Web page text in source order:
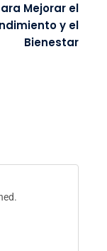
Mejorar el
y el
Bienestar